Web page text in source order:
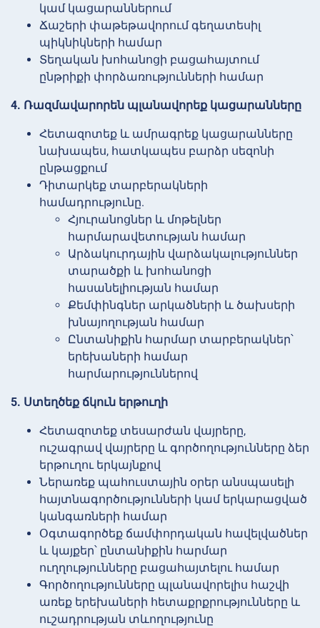
կամ կացարաններում
Ճաշերի փաթեթավորում գեղատեսիլ
պիկնիկների համար
Տեղական խոհանոցի բացահայտում
ընթրիքի փորձառությունների համար
4. Ռազմավարորեն պլանավորեք կացարանները
Հետազոտեք և ամրագրեք կացարանները
նախապես, հատկապես բարձր սեզոնի
ընթացքում
Դիտարկեք տարբերակների
համադրությունը.
Հյուրանոցներ և մոթելներ
հարմարավետության համար
Արձակուրդային վարձակալություններ
տարածքի և խոհանոցի
հասանելիության համար
Քեմփինգներ արկածների և ծախսերի
խնայողության համար
Ընտանիքին հարմար տարբերակներ՝
երեխաների համար
հարմարություններով
5. Ստեղծեք ճկուն երթուղի
Հետազոտեք տեսարժան վայրերը,
ուշագրավ վայրերը և գործողությունները ձեր
երթուղու երկայնքով
Ներառեք պահուստային օրեր անսպասելի
հայտնագործությունների կամ երկարացված
կանգառների համար
Օգտագործեք ճամփորդական հավելվածներ
և կայքեր՝ ընտանիքին հարմար
ուղղությունները բացահայտելու համար
Գործողությունները պլանավորելիս հաշվի
առեք երեխաների հետաքրքրությունները և
ուշադրության տևողությունը